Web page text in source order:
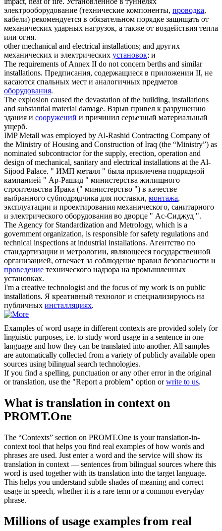
электрооборудование (технические компоненты, проводка,
кабели) рекомендуется в обязательном порядке защищать от
механических ударных нагрузок, а также от воздействия тепла
или огня.
other mechanical and electrical installations; and других
механических и электрических установок; и
The requirements of Annex II do not concern berths and similar
installations. Предписания, содержащиеся в приложении II, не
касаются спальных мест и аналогичных предметов
оборудования.
The explosion caused the devastation of the building, installations
and substantial material damage. Взрыв привел к разрушению
здания и сооружений и причинил серьезный материальный
ущерб.
IMP Metall was employed by Al-Rashid Contracting Company of
the Ministry of Housing and Construction of Iraq (the “Ministry”) as
nominated subcontractor for the supply, erection, operation and
design of mechanical, sanitary and electrical installations at the Al-
Sijood Palace. " ИМП металл " была привлечена подрядной
кампанией " Ар-Рашид " министерства жилищного
строительства Ирака (" министерство ") в качестве
выбранного субподрядчика для поставки, монтажа,
эксплуатации и проектирования механического, санитарного
и электрического оборудования во дворце " Ас-Сиджуд ".
The Agency for Standardization and Metrology, which is a
government organization, is responsible for safety regulations and
technical inspections at industrial installations. Агентство по
стандартизации и метрологии, являющееся государственной
организацией, отвечает за соблюдение правил безопасности и
проведение технического надзора на промышленных
установках.
I'm a creative technologist and the focus of my work is on public
installations. Я креативный технолог и специализируюсь на
публичных инсталляциях.
Examples of word usage in different contexts are provided solely for
linguistic purposes, i.e. to study word usage in a sentence in one
language and how they can be translated into another. All samples
are automatically collected from a variety of publicly available open
sources using bilingual search technologies.
If you find a spelling, punctuation or any other error in the original
or translation, use the "Report a problem" option orwrite to us.
What is translation in context on
PROMT.One
The “Contexts” section on PROMT.One is your translation-in-
context tool that helps you find real examples of how words and
phrases are used. Just enter a word and the service will show its
translation in context — sentences from bilingual sources where this
word is used together with its translation into the target language.
This helps you understand subtle shades of meaning and correct
usage in speech, whether it is a rare term or a common everyday
phrase.
Millions of usage examples from real